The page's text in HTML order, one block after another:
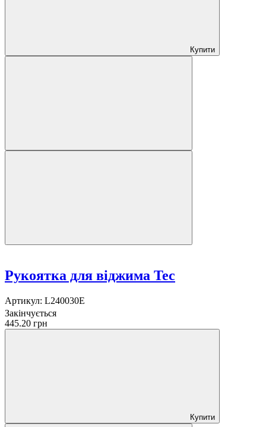
Купити
Рукоятка для віджима Tec
Артикул: L240030E
Закінчується
445.20 грн
Купити